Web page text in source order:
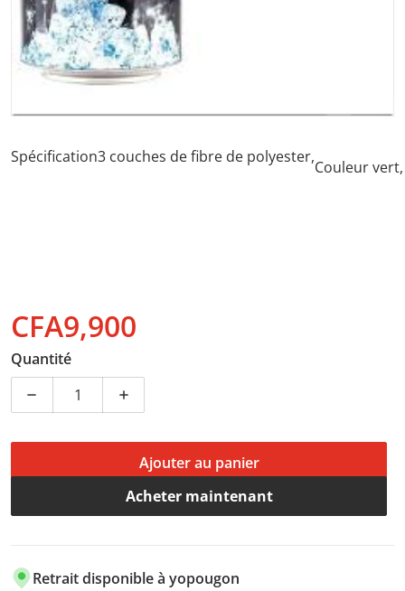
Spécification3 couches de fibre de polyester,
Couleur
CFA9,900
Quantité
Diminuer la quantité pour Serviette Fraîche Romix
Augmenter la quantité pour Serviette
Ajouter au panier
Acheter maintenant
Retrait disponible à yopougon